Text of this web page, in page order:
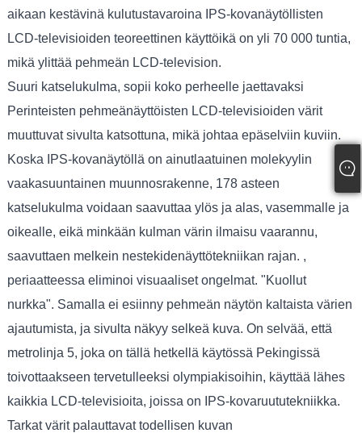
aikaan kestävinä kulutustavaroina IPS-kovanäytöllisten
LCD-televisioiden teoreettinen käyttöikä on yli 70 000 tuntia,
mikä ylittää pehmeän LCD-television.
Suuri katselukulma, sopii koko perheelle jaettavaksi
Perinteisten pehmeänäyttöisten LCD-televisioiden värit
muuttuvat sivulta katsottuna, mikä johtaa epäselviin kuviin.
Koska IPS-kovanäytöllä on ainutlaatuinen molekyylin
vaakasuuntainen muunnosrakenne, 178 asteen
katselukulma voidaan saavuttaa ylös ja alas, vasemmalle ja
oikealle, eikä minkään kulman värin ilmaisu vaarannu,
saavuttaen melkein nestekidenäyttötekniikan rajan. ,
periaatteessa eliminoi visuaaliset ongelmat. "Kuollut
nurkka". Samalla ei esiinny pehmeän näytön kaltaista värien
ajautumista, ja sivulta näkyy selkeä kuva. On selvää, että
metrolinja 5, joka on tällä hetkellä käytössä Pekingissä
toivottaakseen tervetulleeksi olympiakisoihin, käyttää lähes
kaikkia LCD-televisioita, joissa on IPS-kovaruututekniikka.
Tarkat värit palauttavat todellisen kuvan